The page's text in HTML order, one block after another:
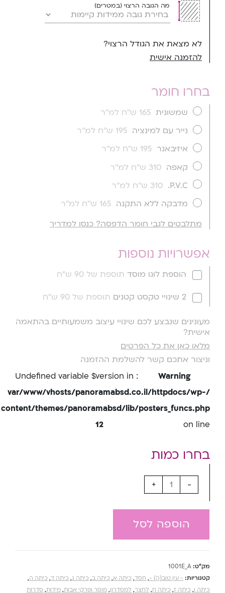
מה הגובה הרצוי (במטרים)
לא מצאת את הגודל הרצוי?
להזמנה אישית
בחרו חומר
שמשונית 165 ש''ח למ''ר
נייר עם למינציה 195 ש''ח למ''ר
איזיבאנר 195 ש''ח למ''ר
קאפה 310 ש''ח למ''ר
P.V.C.
310 ש''ח למ''ר
מדבקה ללא התקנה 165 ש''ח למ''ר
מתלבטים לגבי חומר הדפסה? כנסו למדריך
אפשרויות נוספות
הוספת לוגו מוסד תוספת של 90 ש"ח
2 שינויי טקסט קטנים תוספת של 90 ש"ח
מעונינים שנבצע לכם שינויי עיצוב משמעותיים בהתאמה
אישית?
מלאו כאן את כל הפרטים
וניצור אתכם קשר להשלמת ההזמנה
Warning
: Undefined variable $version in
/var/www/vhosts/panoramabsd.co.il/httpdocs/wp-
content/themes/panoramabsd/lib/posters_funcs.php
on line
12
-
+
הוספה לסל
מק"ט: 1001E_A
קטגוריות: - עין טוב{ה} -, חסד, כיתה א, כיתה ב, כיתה ג, כיתה ד, כיתה ה,
כיתה ו, כיתה ז, כיתה ח, לחצר, למסדרון, מוסר ופרקי אבות, מידות, סדרות